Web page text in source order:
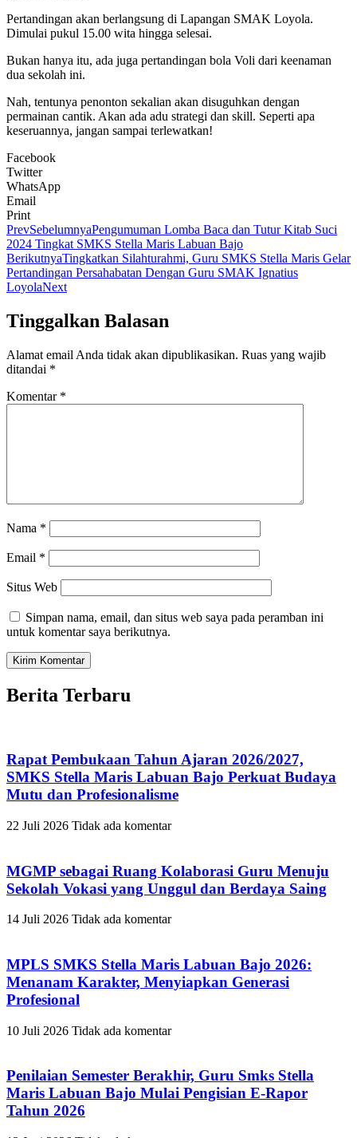
Pertandingan akan berlangsung di Lapangan SMAK Loyola.
Dimulai pukul 15.00 wita hingga selesai.
Bukan hanya itu, ada juga pertandingan bola Voli dari keenaman
dua sekolah ini.
Nah, tentunya penonton sekalian akan disuguhkan dengan
permainan cantik. Akan ada adu strategi dan skill. Seperti apa
keseruannya, jangan sampai terlewatkan!
Facebook
Twitter
WhatsApp
Email
Print
PrevSebelumnyaPengumuman Lomba Baca dan Tutur Kitab Suci
2024 Tingkat SMKS Stella Maris Labuan Bajo
BerikutnyaTingkatkan Silahturahmi, Guru SMKS Stella Maris Gelar
Pertandingan Persahabatan Dengan Guru SMAK Ignatius
LoyolaNext
Tinggalkan Balasan
Alamat email Anda tidak akan dipublikasikan. Ruas yang wajib
ditandai *
Komentar *
Nama *
Email *
Situs Web
Simpan nama, email, dan situs web saya pada peramban ini
untuk komentar saya berikutnya.
Berita Terbaru
Rapat Pembukaan Tahun Ajaran 2026/2027,
SMKS Stella Maris Labuan Bajo Perkuat Budaya
Mutu dan Profesionalisme
22 Juli 2026 Tidak ada komentar
MGMP sebagai Ruang Kolaborasi Guru Menuju
Sekolah Vokasi yang Unggul dan Berdaya Saing
14 Juli 2026 Tidak ada komentar
MPLS SMKS Stella Maris Labuan Bajo 2026:
Menanam Karakter, Menyiapkan Generasi
Profesional
10 Juli 2026 Tidak ada komentar
Penilaian Semester Berakhir, Guru Smks Stella
Maris Labuan Bajo Mulai Pengisian E-Rapor
Tahun 2026